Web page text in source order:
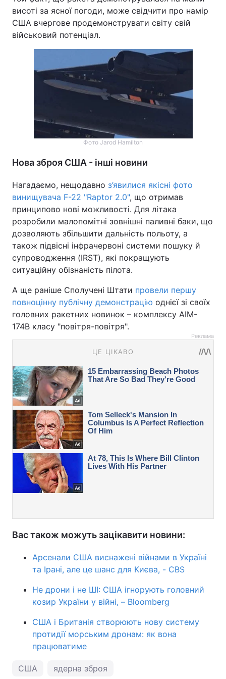
висоті за ясної погоди, може свідчити про намір
США вчергове продемонструвати світу свій
військовий потенціал.
Фото Jarod Hamilton
Нова зброя США - інші новини
Нагадаємо, нещодавно з’явилися якісні фото
винищувача F-22 "Raptor 2.0", що отримав
принципово нові можливості. Для літака
розробили малопомітні зовнішні паливні баки, що
дозволяють збільшити дальність польоту, а
також підвісні інфрачервоні системи пошуку й
супроводження (IRST), які покращують
ситуаційну обізнаність пілота.
А ще раніше Сполучені Штати провели першу
повноцінну публічну демонстрацію однієї зі своїх
головних ракетних новинок – комплексу AIM-
174B класу "повітря-повітря".
Реклама
Вас також можуть зацікавити новини:
Арсенали США виснажені війнами в Україні
та Ірані, але це шанс для Києва, - CBS
Не дрони і не ШІ: США ігнорують головний
козир України у війні, – Bloomberg
США і Британія створюють нову систему
протидії морським дронам: як вона
працюватиме
США ядерна зброя